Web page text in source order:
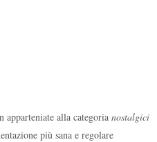
apparteniate alla categoria nostalgici
più sana e regolare